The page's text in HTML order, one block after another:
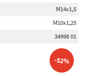
M14x1,5
M10x1,25
34998 01
-52%